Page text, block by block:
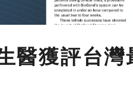
醫獲評台灣